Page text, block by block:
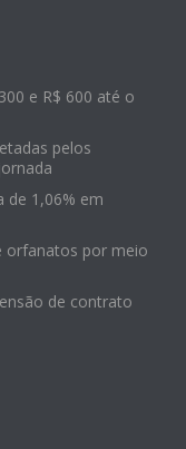
e R$ 600 até o
pelos
de 1,06% em
orfanatos por meio
de contrato